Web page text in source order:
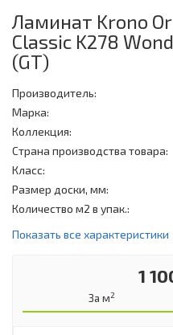
Ламинат Krono
Classic K278
(GT)
Производитель:
Марка:
Коллекция:
Страна производства товара:
Класс:
Размер доски, мм:
Количество м2 в упак.:
Показать все характеристики
1
За м2